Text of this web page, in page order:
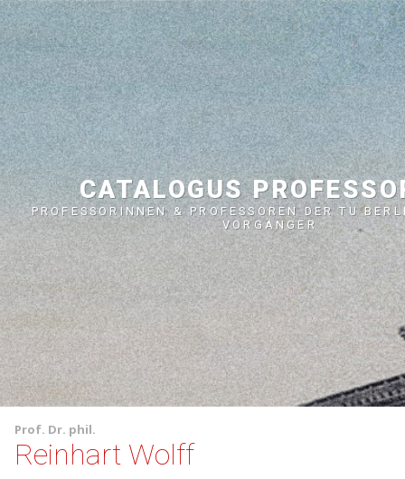
CATALOGUS
PROFESSORINNEN & PROFESSOREN DER TU
VORGÄNGER
Prof. Dr. phil.
Reinhart Wolff